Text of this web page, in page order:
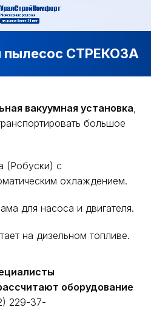
СТРЕКОЗА
вакуумная установка,
большое
(Робуски) с
охлаждением.
для насоса и двигателя.
на дизельном топливе.
оборудование
229-37-